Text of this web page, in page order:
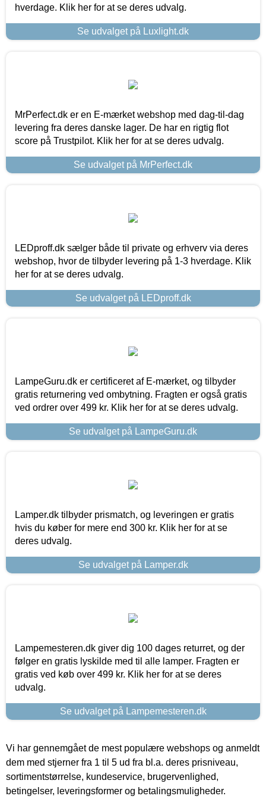
hverdage. Klik her for at se deres udvalg.
Se udvalget på Luxlight.dk
MrPerfect.dk er en E-mærket webshop med dag-til-dag
levering fra deres danske lager. De har en rigtig flot
score på Trustpilot. Klik her for at se deres udvalg.
Se udvalget på MrPerfect.dk
LEDproff.dk sælger både til private og erhverv via deres
webshop, hvor de tilbyder levering på 1-3 hverdage. Klik
her for at se deres udvalg.
Se udvalget på LEDproff.dk
LampeGuru.dk er certificeret af E-mærket, og tilbyder
gratis returnering ved ombytning. Fragten er også gratis
ved ordrer over 499 kr. Klik her for at se deres udvalg.
Se udvalget på LampeGuru.dk
Lamper.dk tilbyder prismatch, og leveringen er gratis
hvis du køber for mere end 300 kr. Klik her for at se
deres udvalg.
Se udvalget på Lamper.dk
Lampemesteren.dk giver dig 100 dages returret, og der
følger en gratis lyskilde med til alle lamper. Fragten er
gratis ved køb over 499 kr. Klik her for at se deres
udvalg.
Se udvalget på Lampemesteren.dk
Vi har gennemgået de mest populære webshops og anmeldt
dem med stjerner fra 1 til 5 ud fra bl.a. deres prisniveau,
sortimentstørrelse, kundeservice, brugervenlighed,
betingelser, leveringsformer og betalingsmuligheder.